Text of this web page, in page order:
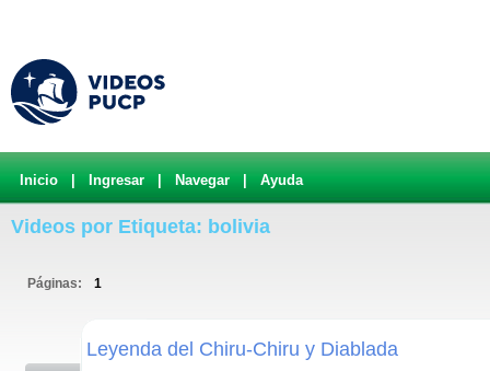
Inicio Ingresar Navegar Ayuda
Videos por Etiqueta: bolivia
Páginas: 1
Leyenda del Chiru-Chiru y Diablada